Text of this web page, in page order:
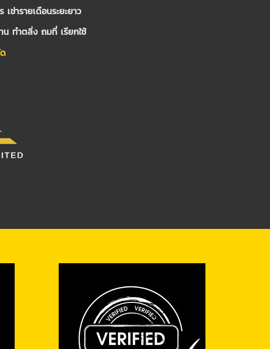
ช่ารายเดือนระยะยาว
น ทำตลิ่ง ถมที่ เรียกใช้